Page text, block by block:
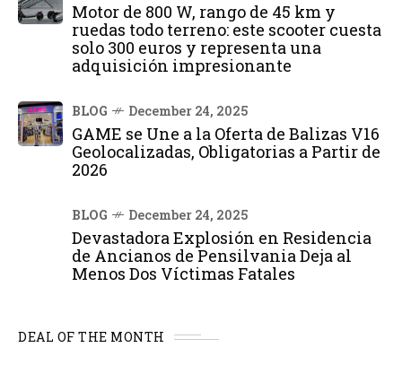
Motor de 800 W, rango de 45 km y
ruedas todo terreno: este scooter cuesta
solo 300 euros y representa una
adquisición impresionante
BLOG December 24, 2025
GAME se Une a la Oferta de Balizas V16
Geolocalizadas, Obligatorias a Partir de
2026
BLOG December 24, 2025
Devastadora Explosión en Residencia
de Ancianos de Pensilvania Deja al
Menos Dos Víctimas Fatales
DEAL OF THE MONTH